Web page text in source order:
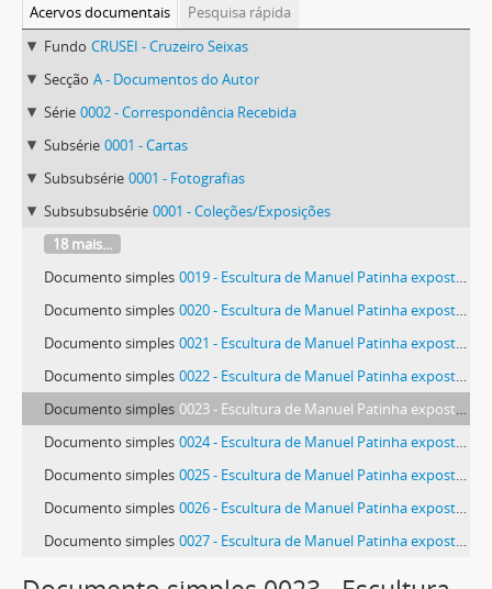
Acervos documentais
Pesquisa rápida
Fundo CRUSEI - Cruzeiro Seixas
Secção A - Documentos do Autor
Série 0002 - Correspondência Recebida
Subsérie 0001 - Cartas
Subsubsérie 0001 - Fotografias
Subsubsubsérie 0001 - Coleções/Exposições
18 mais...
Documento simples 0019 - Escultura de Manuel Patinha exposta no Ateneo de Ferrol
Documento simples 0020 - Escultura de Manuel Patinha exposta no Ateneo de Ferrol
Documento simples 0021 - Escultura de Manuel Patinha exposta no Ateneo de Ferrol
Documento simples 0022 - Escultura de Manuel Patinha exposta no Ateneo de Ferrol
Documento simples 0023 - Escultura de Manuel Patinha exposta no Ateneo de Ferrol
Documento simples 0024 - Escultura de Manuel Patinha exposta no Ateneo de Ferrol
Documento simples 0025 - Escultura de Manuel Patinha exposta no Ateneo de Ferrol
Documento simples 0026 - Escultura de Manuel Patinha exposta no Ateneo de Ferrol
Documento simples 0027 - Escultura de Manuel Patinha exposta no Ateneo de Ferrol